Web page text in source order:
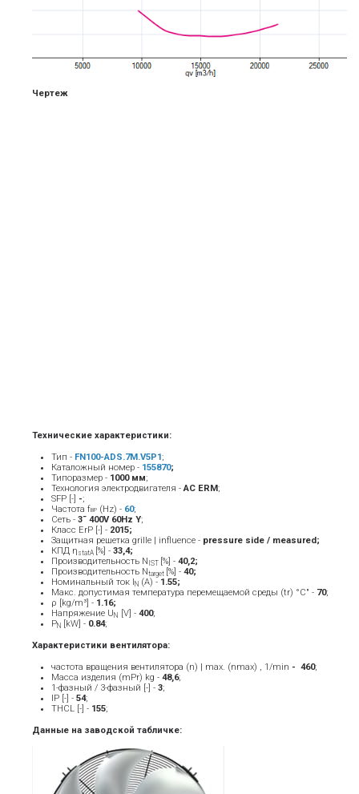
Чертеж
Технические характеристики:
Тип - FN100-ADS.7M.V5P1;
Каталожный номер - 155870;
Типоразмер - 1000 мм;
Технология электродвигателя -AC ERM;
SFP [-] -;
Частота fBP (Hz) - 60;
Сеть - 3˜ 400V 60Hz Y;
Класс ErP [-] - 2015;
Защитная решетка grille | influence - pressure side / measured;
КПД η statA [%] - 33,4;
Производительность N IST [%] - 40,2;
Производительность Ntarget [%] - 40;
Номинальный ток ΙΝ (A) - 1.55;
Макс. допустимая температура перемещаемой среды (tr) °C" - 70;
ρ [kg/m³] - 1.16;
Напряжение UN [V] - 400;
PN [kW] - 0.84;
Характеристики вентилятора:
частота вращения вентилятора (n) | max. (nmax) , 1/min - ­ 460;
Масса изделия (mPr) kg - 48,6;
1-фазный / 3-фазный [-] - 3;
IP [-] - 54;
THCL [-] - 155;
Данные на заводской табличке: